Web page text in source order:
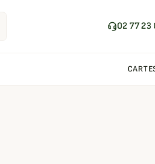
02 77 23